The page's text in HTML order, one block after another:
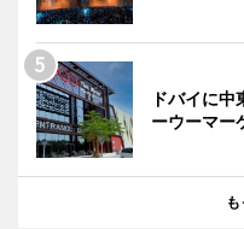
ドバイに
ーウーマー